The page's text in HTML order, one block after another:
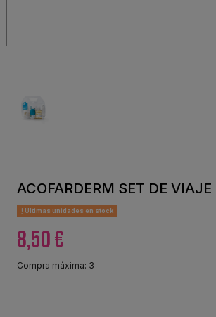
ACOFARDERM SET DE VIAJE
Últimas unidades en stock
8,50 €
Compra máxima: 3